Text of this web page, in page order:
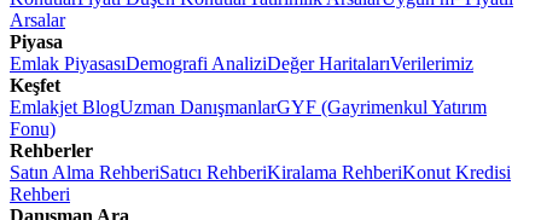
Arsalar
Piyasa
Emlak PiyasasıDemografi AnaliziDeğer HaritalarıVerilerimiz
Keşfet
Emlakjet BlogUzman DanışmanlarGYF (Gayrimenkul Yatırım
Fonu)
Rehberler
Satın Alma RehberiSatıcı RehberiKiralama RehberiKonut Kredisi
Rehberi
Danışman Ara